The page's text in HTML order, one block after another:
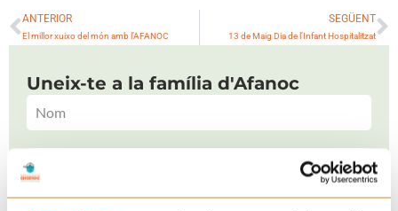
Prev
ANTERIOR
El millor xuixo del món amb l’AFANOC
SEGÜENT
13 de Maig Dia de l’Infant Hospitalitzat
Uneix-te a la família d'Afanoc